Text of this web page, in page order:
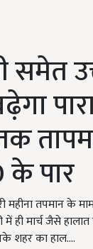
समेत
पार
तपमान के
ही मार्च जैसे हालात
शहर का हाल....